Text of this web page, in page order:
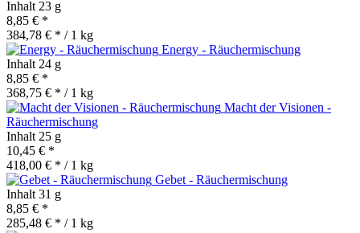
Inhalt 23 g
8,85 € *
384,78 € * / 1 kg
Energy - Räuchermischung
Inhalt 24 g
8,85 € *
368,75 € * / 1 kg
Macht der Visionen -
Räuchermischung
Inhalt 25 g
10,45 € *
418,00 € * / 1 kg
Gebet - Räuchermischung
Inhalt 31 g
8,85 € *
285,48 € * / 1 kg